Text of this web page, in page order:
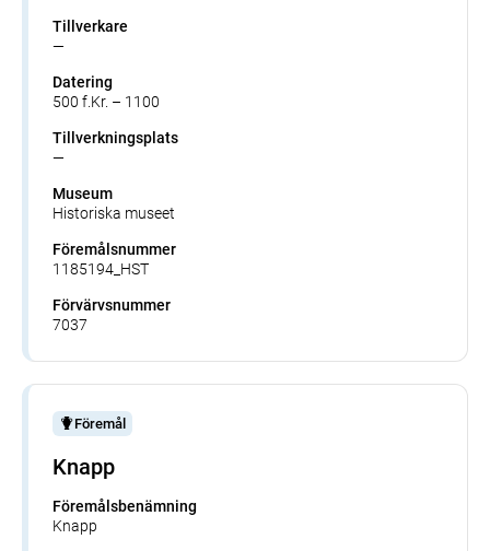
Tillverkare
—
Datering
500 f.Kr. – 1100
Tillverkningsplats
—
Museum
Historiska museet
Föremålsnummer
1185194_HST
Förvärvsnummer
7037
Föremål
Knapp
Föremålsbenämning
Knapp